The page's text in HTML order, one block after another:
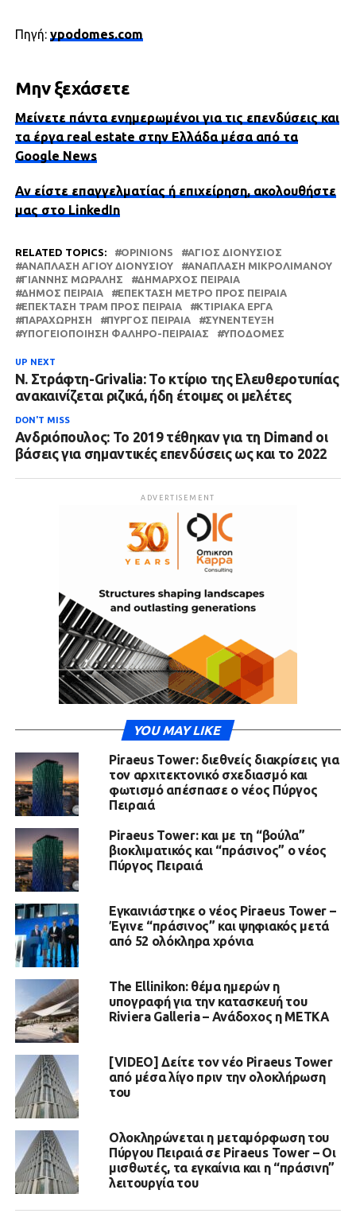
Πηγή: ypodomes.com
Μην ξεχάσετε
Μείνετε πάντα ενημερωμένοι για τις επενδύσεις και
τα έργα real estate στην Ελλάδα μέσα από τα
Google News
Αν είστε επαγγελματίας ή επιχείρηση, ακολουθήστε
μας στο LinkedIn
RELATED TOPICS: OPINIONS
ΆΓΙΟΣ ΔΙΟΝΎΣΙΟΣ
ΑΝΆΠΛΑΣΗ ΑΓΊΟΥ ΔΙΟΝΥΣΊΟΥ
ΑΝΆΠΛΑΣΗ ΜΙΚΡΟΛΊΜΑΝΟΥ
ΓΙΆΝΝΗΣ ΜΏΡΑΛΗΣ
ΔΉΜΑΡΧΟΣ ΠΕΙΡΑΙΆ
ΔΉΜΟΣ ΠΕΙΡΑΙΆ
ΕΠΈΚΤΑΣΗ ΜΕΤΡΌ ΠΡΟΣ ΠΕΙΡΑΙΆ
ΕΠΈΚΤΑΣΗ ΤΡΑΜ ΠΡΟΣ ΠΕΙΡΑΙΆ
ΚΤΙΡΙΑΚΆ ΈΡΓΑ
ΠΑΡΑΧΏΡΗΣΗ
ΠΎΡΓΟΣ ΠΕΙΡΑΙΆ
ΣΥΝΈΝΤΕΥΞΗ
ΥΠΟΓΕΙΟΠΟΊΗΣΗ ΦΆΛΗΡΟ-ΠΕΙΡΑΙΆΣ
ΥΠΟΔΟΜΈΣ
UP NEXT
Ν. Στράφτη-Grivalia: Το κτίριο της Ελευθεροτυπίας
ανακαινίζεται ριζικά, ήδη έτοιμες οι μελέτες
DON'T MISS
Ανδριόπουλος: Το 2019 τέθηκαν για τη Dimand οι
βάσεις για σημαντικές επενδύσεις ως και το 2022
ADVERTISEMENT
YOU MAY LIKE
Piraeus Tower: διεθνείς διακρίσεις για
τον αρχιτεκτονικό σχεδιασμό και
φωτισμό απέσπασε ο νέος Πύργος
Πειραιά
Piraeus Tower: και με τη “βούλα”
βιοκλιματικός και “πράσινος” ο νέος
Πύργος Πειραιά
Εγκαινιάστηκε ο νέος Piraeus Tower –
Έγινε “πράσινος” και ψηφιακός μετά
από 52 ολόκληρα χρόνια
The Ellinikon: θέμα ημερών η
υπογραφή για την κατασκευή του
Riviera Galleria – Ανάδοχος η ΜΕΤΚΑ
[VIDEO] Δείτε τον νέο Piraeus Tower
από μέσα λίγο πριν την ολοκλήρωση
του
Ολοκληρώνεται η μεταμόρφωση του
Πύργου Πειραιά σε Piraeus Tower – Οι
μισθωτές, τα εγκαίνια και η “πράσινη”
λειτουργία του